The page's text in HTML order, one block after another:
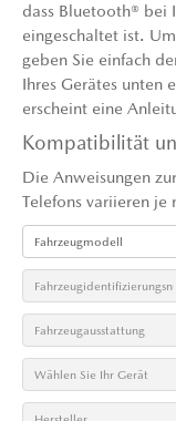
dass Bluetooth® bei
eingeschaltet ist.
geben Sie einfach
Ihres Gerätes unten
erscheint eine
Kompatibilität
Die Anweisungen
Telefons variieren je